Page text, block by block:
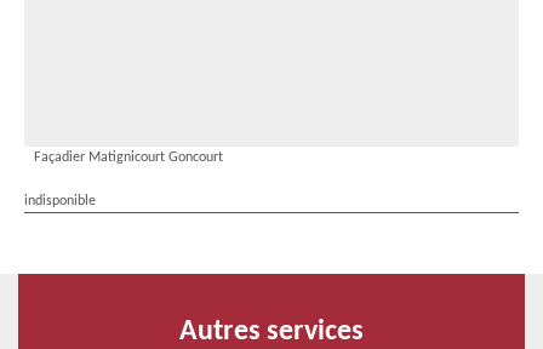
Façadier Matignicourt Goncourt
indisponible
Autres services